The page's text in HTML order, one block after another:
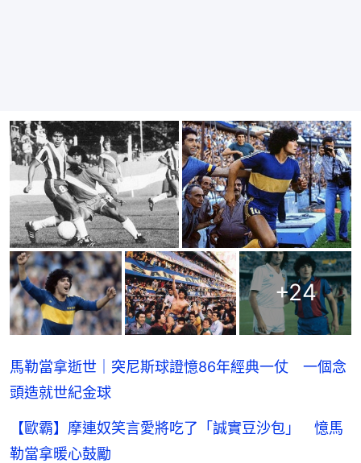
+24
馬勒當拿逝世｜突尼斯球證憶86年經典一仗 一個念
頭造就世紀金球
【歐霸】摩連奴笑言愛將吃了「誠實豆沙包」 憶馬
勒當拿暖心鼓勵